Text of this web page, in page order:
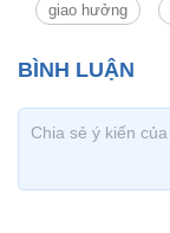
giao hưởng